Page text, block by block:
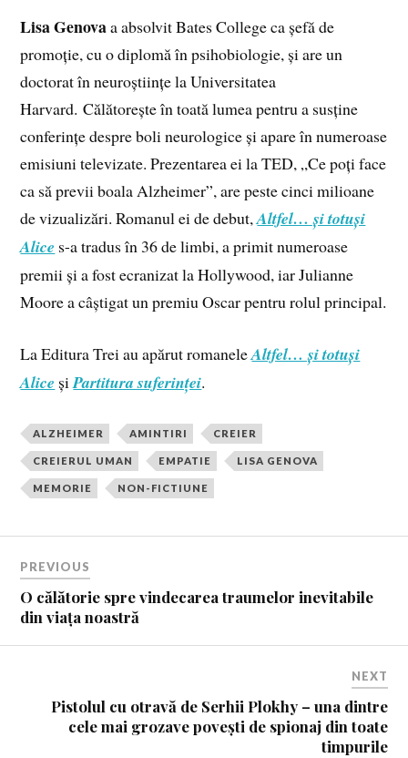
Lisa Genovaa absolvit Bates College ca șefă de
promoție, cu o diplomă în psihobiologie, și are un
doctorat în neuroștiințe la Universitatea
Harvard. Călătorește în toată lumea pentru a susține
conferințe despre boli neurologice și apare în numeroase
emisiuni televizate. Prezentarea ei la TED, „Ce poți face
ca să previi boala Alzheimer”, are peste cinci milioane
de vizualizări. Romanul ei de debut,Altfel… și totuși
Alice s-a tradus în 36 de limbi, a primit numeroase
premii și a fost ecranizat la Hollywood, iar Julianne
Moore a câștigat un premiu Oscar pentru rolul principal.
La Editura Trei au apărut romaneleAltfel… și totuși
Alice șiPartitura suferinței.
ALZHEIMER AMINTIRI CREIER
CREIERUL UMAN EMPATIE LISA GENOVA
MEMORIE NON-FICTIUNE
PREVIOUS
O călătorie spre vindecarea traumelor inevitabile
din viața noastră
NEXT
Pistolul cu otravă de Serhii Plokhy – una dintre
cele mai grozave povești de spionaj din toate
timpurile